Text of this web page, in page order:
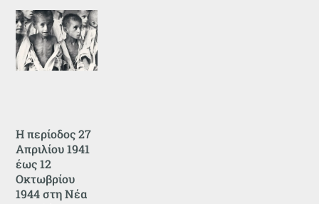
Η περίοδος 27
Απριλίου 1941
έως 12
Οκτωβρίου
1944 στη Νέα